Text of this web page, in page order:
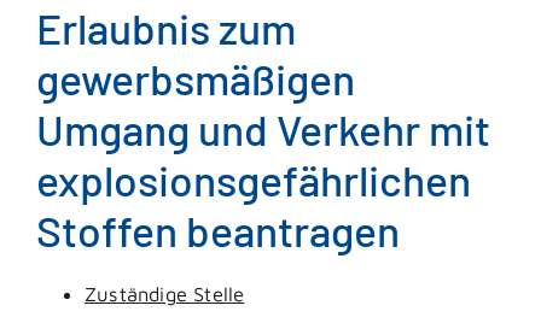
Erlaubnis zum
gewerbsmäßigen
Umgang und Verkehr mit
explosionsgefährlichen
Stoffen beantragen
Zuständige Stelle